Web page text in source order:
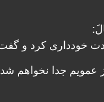
خودداری کرد و
عمویم جدا نخواهم